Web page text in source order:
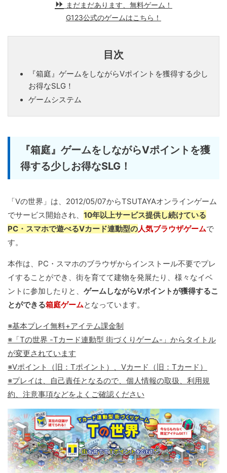
まだまだあります、無料ゲーム！
G123公式のゲームはこちら！
目次
『箱庭』ゲームをしながらVポイントを獲得する少し
お得なSLG！
ゲームシステム
『箱庭』ゲームをしながらVポイントを獲
得する少しお得なSLG！
「Vの世界」は、2012/05/07からTSUTAYAオンラインゲーム
でサービス開始され、 10年以上サービス提供し続けている
PC・スマホで遊べるVカード連動型の人気ブラウザゲームで
す。
本作は、PC・スマホのブラウザからインストール不要でプレ
イすることができ、街を育てて建物を発展たり、様々なイベ
ントに参加したりと、 ゲームしながらVポイントが獲得するこ
とができる箱庭ゲームとなっています。
※基本プレイ無料+アイテム課金制
※「Tの世界 -Tカード連動型 街づくりゲーム-」からタイトル
が変更されています
※Vポイント（旧：Tポイント）、Vカード（旧：Tカード）
※プレイは、自己責任となるので、個人情報の取扱、利用規
約、注意事項などをよくご確認ください